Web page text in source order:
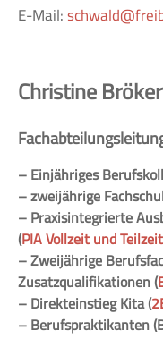
E-Mail:
Christine Bröker
– Einjähriges
– zweijährige
– Praxisintegrierte
(PIA Vollzeit und Teilzeit
– Zweijährige
Zusatzqualifikationen (
–Direkteinstieg Kita(
– Berufspraktikanten